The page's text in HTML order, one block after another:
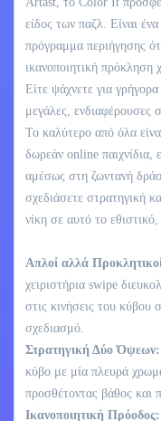
είδος των παζλ. Είναι ένα
πρόγραμμα περιήγησης
ικανοποιητική πρόκληση
Είτε ψάχνετε για
μεγάλες, ενδιαφέρουσες
Το καλύτερο από όλα
δωρεάν online παιχνίδια,
αμέσως στη ζωντανή
σχεδιάσετε στρατηγική
νίκη σε αυτό το
Απλοί αλλά
χειριστήρια swipe
στις κινήσεις του κύβου
σχεδιασμό.
Στρατηγική Δύο Όψεων:
κύβο με μία πλευρά
προσθέτοντας βάθος και
Ικανοποιητική Πρόοδος: